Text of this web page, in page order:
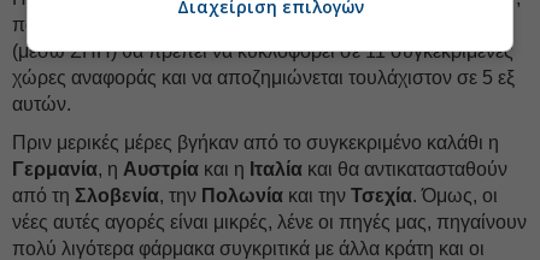
που προβλέπει πως για να αποζημιωθεί ένα σκεύασμα
(μέσω ΣΗΠ) θα πρέπει να κυκλοφορεί σε 11 συγκεκριμένες
χώρες αναφοράς και να αποζημιώνεται τουλάχιστον σε 5 εξ
αυτών.
Πριν μερικές μέρες βγήκαν από το συγκεκριμένο καλάθι η
Γερμανία, η Αυστρία και η Ιταλία και θα αντικατασταθούν
από τη Σλοβενία, την Πολωνία και την Τσεχία. Όμως, οι
νέες αυτές αγορές είναι μικρές, λένε οι πηγές μας, πηγαίνουν
πολύ λιγότερα φάρμακα συγκριτικά με άλλα κράτη και οι
Διαχείριση επιλογών